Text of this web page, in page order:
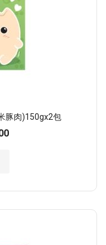
豚肉)150gx2包